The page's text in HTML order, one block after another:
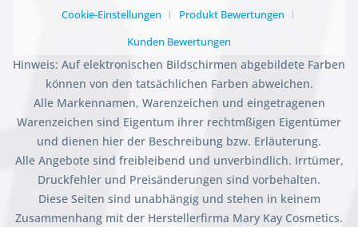
Cookie-Einstellungen
Produkt Bewertungen
Kunden Bewertungen
Hinweis: Auf elektronischen Bildschirmen abgebildete Farben
können von den tatsächlichen Farben abweichen.
Alle Markennamen, Warenzeichen und eingetragenen
Warenzeichen sind Eigentum ihrer rechtmßigen Eigentümer
und dienen hier der Beschreibung bzw. Erläuterung.
Alle Angebote sind freibleibend und unverbindlich. Irrtümer,
Druckfehler und Preisänderungen sind vorbehalten.
Diese Seiten sind unabhängig und stehen in keinem
Zusammenhang mit der Herstellerfirma Mary Kay Cosmetics.